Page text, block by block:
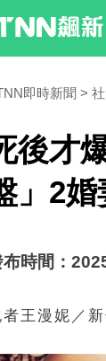
即時新聞
後才
」2婚
布時間：
者王漫妮／